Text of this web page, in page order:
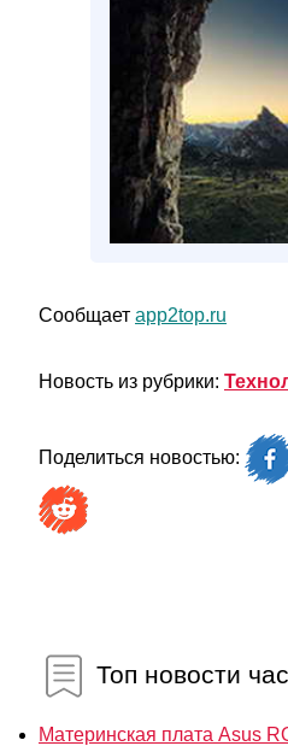
Сообщает app2top.ru
Новость из рубрики:
Поделиться новостью:
Топ новости
Материнская плата Asus